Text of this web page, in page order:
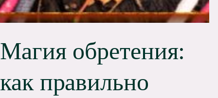
Магия обретения:
как правильно